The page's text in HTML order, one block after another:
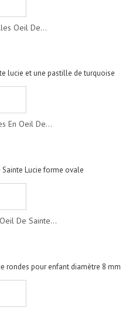
Oeil De...
En Oeil De...
De Sainte...